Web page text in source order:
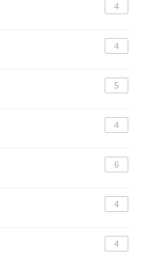
4
4
5
4
6
4
4